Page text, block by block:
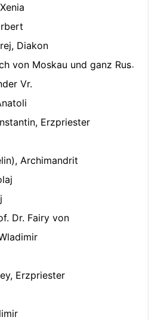
Diakon
von Moskau und ganz Russland
Vr.
Erzpriester
Archimandrit
Dr. Fairy von
Erzpriester